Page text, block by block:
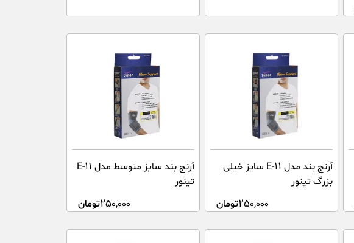
آرنج بند مدل E-11 سایز خیلی
بزرگ تینور
250,000تومان
آرنج بند سایز متوسط مدل E-11
تینور
250,000تومان